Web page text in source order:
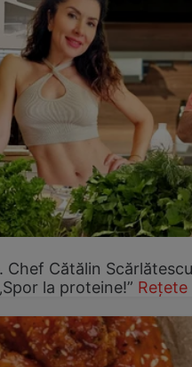
Cătălin
la proteine!” Rețete